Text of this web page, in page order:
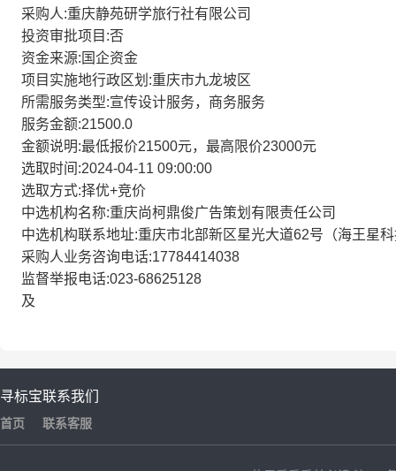
采购人:重庆静苑研学旅行社有限公司
投资审批项目:否
资金来源:国企资金
项目实施地行政区划:重庆市九龙坡区
所需服务类型:宣传设计服务，商务服务
服务金额:21500.0
金额说明:最低报价21500元，最高限价23000元
选取时间:2024-04-11 09:00:00
选取方式:择优+竞价
中选机构名称:重庆尚柯鼎俊广告策划有限责任公司
中选机构联系地址:重庆市北部新区星光大道62号（海王星
采购人业务咨询电话:17784414038
监督举报电话:023-68625128
及
寻标宝
首页
联系我们
联系客服